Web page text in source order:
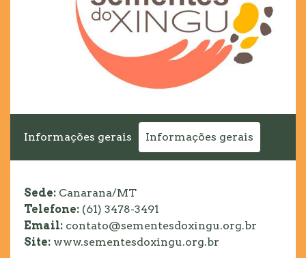
Informações gerais Informações gerais
Sede: Canarana/MT
Telefone: (61) 3478-3491
Email: contato@sementesdoxingu.org.br
Site: www.sementesdoxingu.org.br